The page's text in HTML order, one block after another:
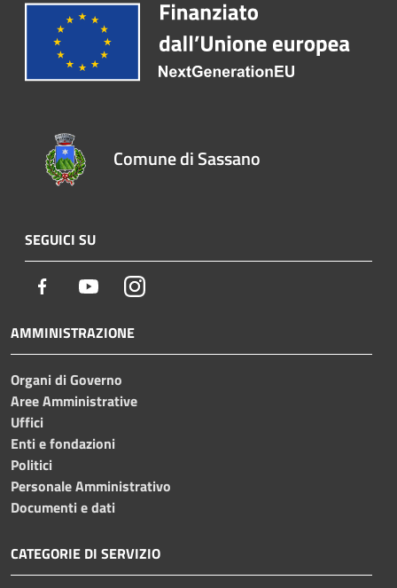
Comune di Sassano
SEGUICI SU
Facebook YoutubeInstagram
AMMINISTRAZIONE
Organi di Governo
Aree Amministrative
Uffici
Enti e fondazioni
Politici
Personale Amministrativo
Documenti e dati
CATEGORIE DI SERVIZIO